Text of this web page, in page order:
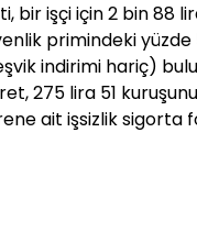
işçi için 2 bin 88
primindeki yüzde
indirimi hariç)
275 lira 51
ait işsizlik sigorta